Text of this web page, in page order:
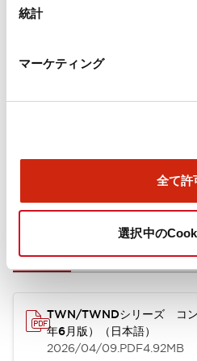
統計
マーケティング
全て許
選択中の
機能仕様
ドキュメントとファイル
TWN/TWNDシリーズ コ
年6月版）（日本語）
2026/04/09.PDF4.92MB